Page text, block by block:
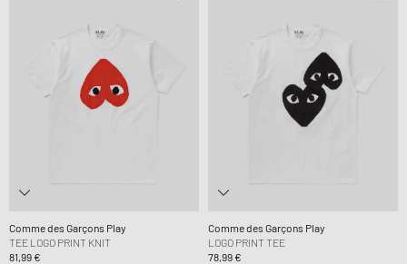
Comme des Garçons Play
TEE LOGO PRINT KNIT
81,99 €
Comme des Garçons Play
LOGO PRINT TEE
78,99 €